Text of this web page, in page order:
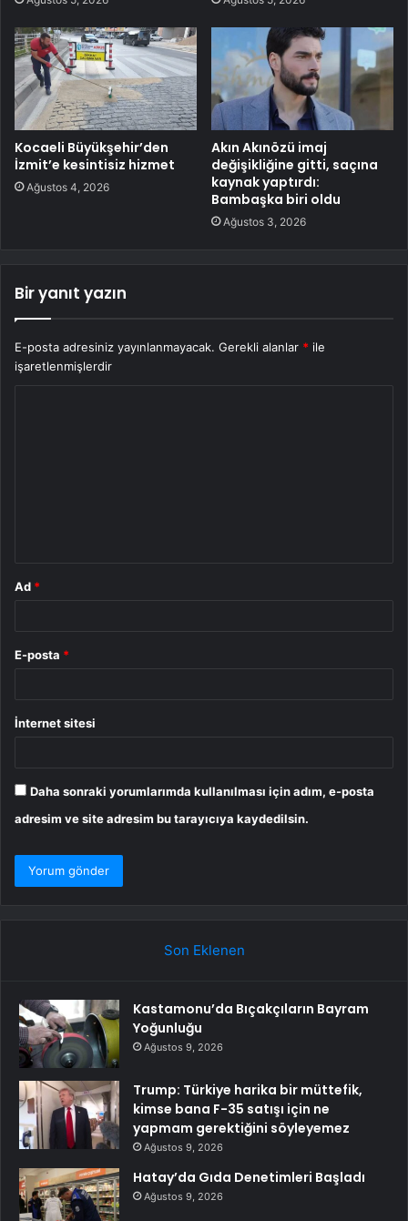
Kocaeli Büyükşehir’den
İzmit’e kesintisiz hizmet
Ağustos 4, 2026
Akın Akınözü imaj
değişikliğine gitti, saçına
kaynak yaptırdı:
Bambaşka biri oldu
Ağustos 3, 2026
Bir yanıt yazın
E-posta adresiniz yayınlanmayacak. Gerekli alanlar * ile
işaretlenmişlerdir
Ad *
E-posta *
İnternet sitesi
Daha sonraki yorumlarımda kullanılması için adım, e-posta
adresim ve site adresim bu tarayıcıya kaydedilsin.
Son Eklenen
Kastamonu’da Bıçakçıların Bayram
Yoğunluğu
Ağustos 9, 2026
Trump: Türkiye harika bir müttefik,
kimse bana F-35 satışı için ne
yapmam gerektiğini söyleyemez
Ağustos 9, 2026
Hatay’da Gıda Denetimleri Başladı
Ağustos 9, 2026